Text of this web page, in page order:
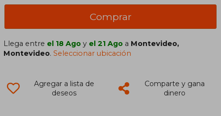
Comprar
Llega entre el 18 Ago y el 21 Ago a Montevideo,
Montevideo.Seleccionar ubicación
Agregar a lista de
deseos
Comparte y gana
dinero